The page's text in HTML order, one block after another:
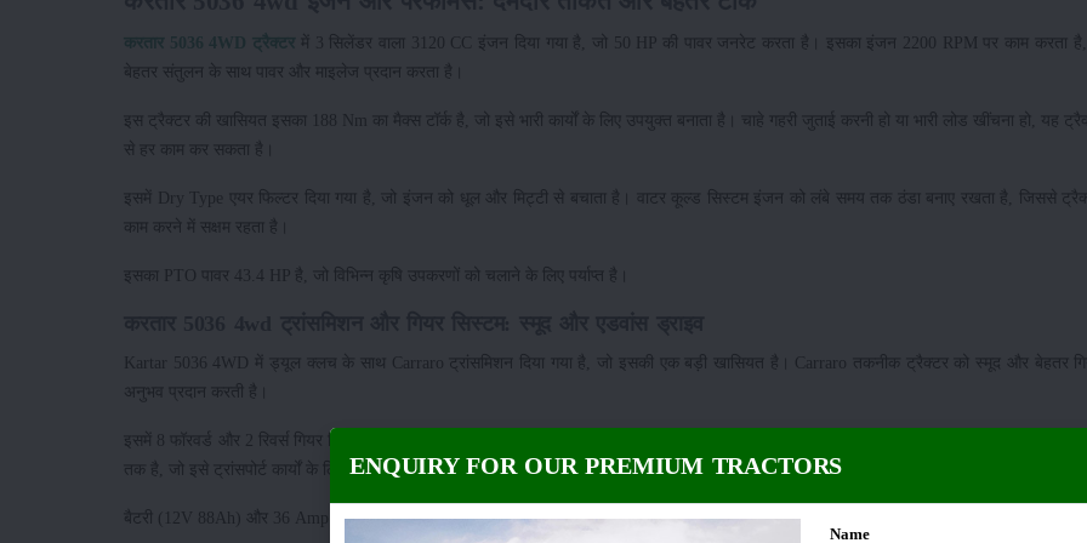
करतार 5036 4WD ट्रैक्टर में 3 सिलेंडर वाला 3120 CC इंजन दिया गया है, जो 50 HP की पावर जनरेट करता है। इसका इंजन 2200 RPM पर काम करता
बेहतर संतुलन के साथ पावर और माइलेज प्रदान करता है।
इस ट्रैक्टर की खासियत इसका 188 Nm का मैक्स टॉर्क है, जो इसे भारी कार्यों के लिए उपयुक्त बनाता है। चाहे गहरी जुताई करनी हो या भारी लोड खींचना हो, यह
से हर काम कर सकता है।
इसमें Dry Type एयर फिल्टर दिया गया है, जो इंजन को धूल और मिट्टी से बचाता है। वाटर कूल्ड सिस्टम इंजन को लंबे समय तक ठंडा बनाए रखता है, जिससे
काम करने में सक्षम रहता है।
इसका PTO पावर 43.4 HP है, जो विभिन्न कृषि उपकरणों को चलाने के लिए पर्याप्त है।
Kartar 5036 4WD में ड्यूल क्लच के साथ Carraro ट्रांसमिशन दिया गया है, जो इसकी एक बड़ी खासियत है। Carraro तकनीक ट्रैक्टर को स्मूद और बेहतर
अनुभव प्रदान करती है।
इसमें 8 फॉरवर्ड और 2 रिवर्स गियर दिए गए हैं, जिससे किसान हर काम के लिए सही स्पीड चुन सकते हैं। इसकी फॉरवर्ड स्पीड 32.66 किमी/घंटा और रिवर्स स्पीड 32.33
तक है, जो इसे ट्रांसपोर्ट कार्यों के लिए भी उपयोगी बनाती है।
बैटरी (12V 88Ah) और 36 Amp का अल्टरनेटर ट्रैक्टर को भरोसेमंद इलेक्ट्रिकल सपोर्ट प्रदान करते हैं।
ENQUIRY FOR OUR PREMIUM TRACTORS
Name